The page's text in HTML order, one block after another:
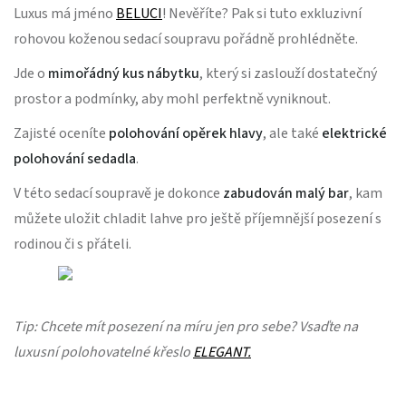
Luxus má jméno BELUCI! Nevěříte? Pak si tuto exkluzivní
rohovou koženou sedací soupravu pořádně prohlédněte.
Jde o mimořádný kus nábytku, který si zaslouží dostatečný
prostor a podmínky, aby mohl perfektně vyniknout.
Zajisté oceníte polohování opěrek hlavy, ale také elektrické
polohování sedadla.
V této sedací soupravě je dokonce zabudován malý bar, kam
můžete uložit chladit lahve pro ještě příjemnější posezení s
rodinou či s přáteli.
Tip: Chcete mít posezení na míru jen pro sebe? Vsaďte na
luxusní polohovatelné křesloELEGANT.